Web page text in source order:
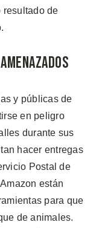
resultado de
y públicas de
en peligro
durante sus
hacer entregas
Postal de
están
para que
de animales.